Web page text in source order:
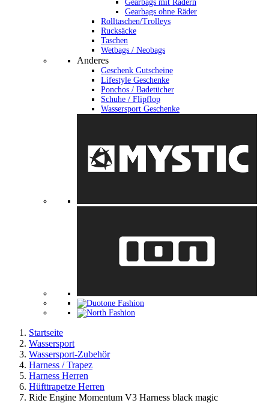
Gearbags mit Rädern
Gearbags ohne Räder
Rolltaschen/Trolleys
Rucksäcke
Taschen
Wetbags / Neobags
Anderes
Geschenk Gutscheine
Lifestyle Geschenke
Ponchos / Badetücher
Schuhe / Flipflop
Wassersport Geschenke
Startseite
Wassersport
Wassersport-Zubehör
Harness / Trapez
Harness Herren
Hüfttrapetze Herren
Ride Engine Momentum V3 Harness black magic